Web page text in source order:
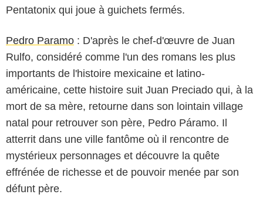
Pentatonix qui joue à guichets fermés.
Pedro Paramo : D'après le chef-d'œuvre de Juan
Rulfo, considéré comme l'un des romans les plus
importants de l'histoire mexicaine et latino-
américaine, cette histoire suit Juan Preciado qui, à la
mort de sa mère, retourne dans son lointain village
natal pour retrouver son père, Pedro Páramo. Il
atterrit dans une ville fantôme où il rencontre de
mystérieux personnages et découvre la quête
effrénée de richesse et de pouvoir menée par son
défunt père.